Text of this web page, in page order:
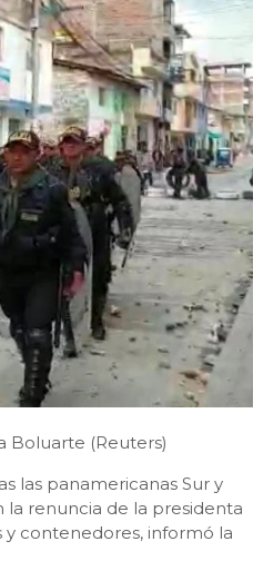
Boluarte (Reuters)
las panamericanas Sur y
renuncia de la presidenta
contenedores, informó la